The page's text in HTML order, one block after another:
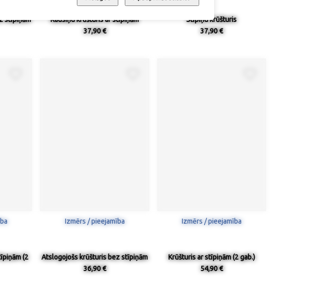
stīpiņām
Kausiņu krūšturis ar stīpiņām
37,90 €
Stīpiņu krūšturis
37,90 €
(2
Izmērs / pieejamība
Atslogojošs krūšturis bez stīpiņām
36,90 €
Izmērs / pieejamība
Krūšturis ar stīpiņām (2 gab.)
54,90 €